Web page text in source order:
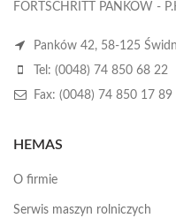
FORTSCHRITT PANKÓW -
Panków 42, 58-125
Tel: (0048) 74 850 68 22
Fax: (0048) 74 850 17 89
HEMAS
O firmie
Serwis maszyn rolniczych